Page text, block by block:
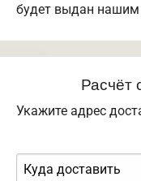
будет выдан
Расчёт
Укажите адрес